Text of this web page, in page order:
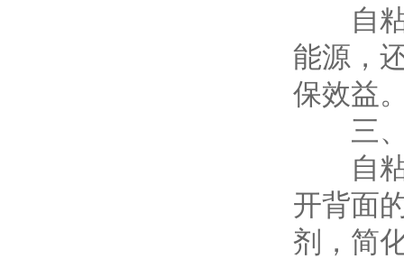
自粘
能源，
保效益
三、
自粘
开背面
剂，简